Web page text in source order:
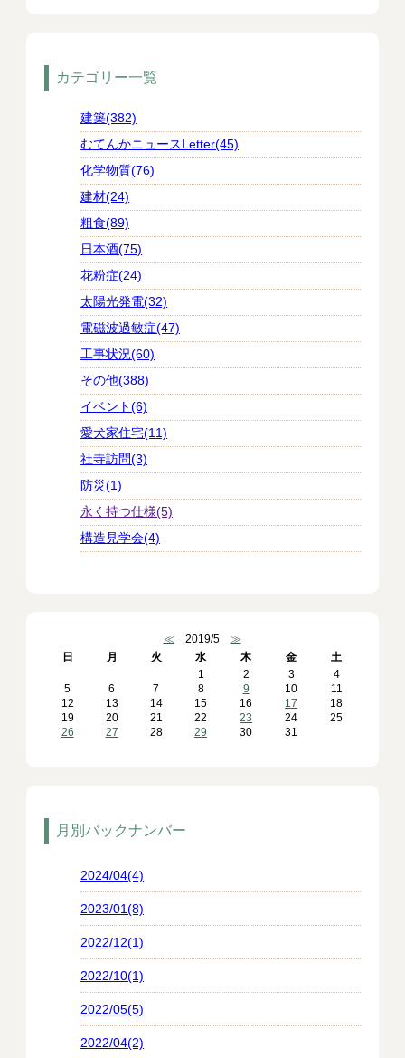
カテゴリー一覧
建築(382)
むてんかニュースLetter(45)
化学物質(76)
建材(24)
粗食(89)
日本酒(75)
花粉症(24)
太陽光発電(32)
電磁波過敏症(47)
工事状況(60)
その他(388)
イベント(6)
愛犬家住宅(11)
社寺訪問(3)
防災(1)
永く持つ仕様(5)
構造見学会(4)
≪2019/5 ≫
日
月 火 水 木 金
土
1
2 3
4
5
6 7 8 9 10
11
12
13 14 15 16 17
18
19
20 21 22 23 24
25
26
27 28 29 30 31
月別バックナンバー
2024/04(4)
2023/01(8)
2022/12(1)
2022/10(1)
2022/05(5)
2022/04(2)